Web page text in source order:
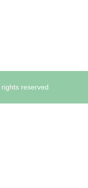
reserved